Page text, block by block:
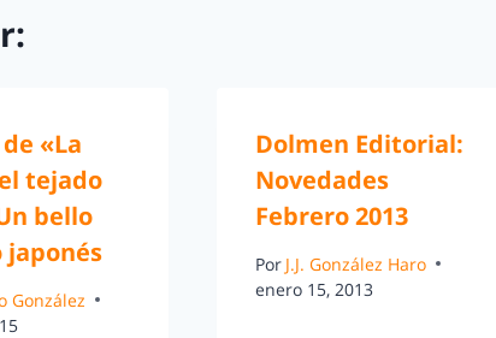
«La
tejado
bello
japonés
González
Dolmen Editorial:
Novedades
Febrero 2013
Por J.J. González Haro
enero 15, 2013